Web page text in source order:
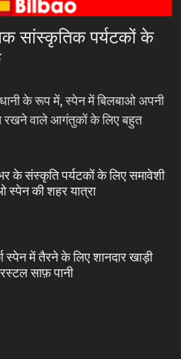
सांस्कृतिक पर्यटकों के
के रूप में, स्पेन में बिलबाओ अपनी
रखने वाले आगंतुकों के लिए बहुत
के संस्कृति पर्यटकों के लिए समावेशी
स्पेन की शहर यात्रा
स्पेन में तैरने के लिए शानदार खाड़ी
साफ़ पानी